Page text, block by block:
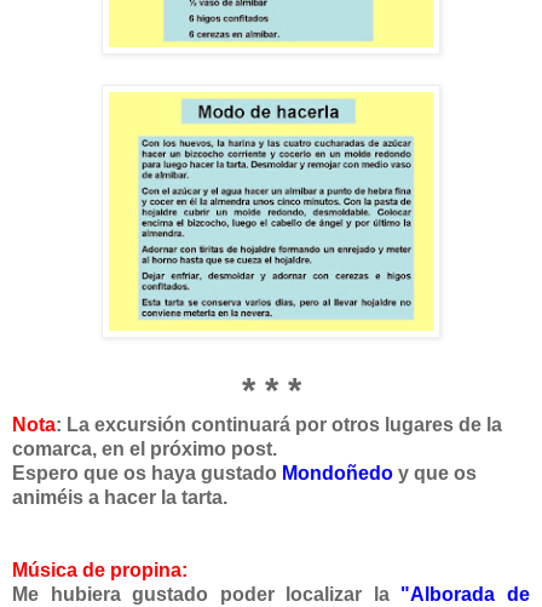
* * *
Nota: La excursión continuará por otros lugares de la
comarca, en el próximo post.
Espero que os haya gustado Mondoñedo y que os
animéis a hacer la tarta.
Música de propina:
Me hubiera gustado poder localizar la "Alborada de